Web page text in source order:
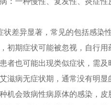
差异显著，常见的包括感染
初期症状可能被忽视，自行
者也可能出现类似症状，需及
滋病无症状期，通常没有明
机会致病性病原体的感染，